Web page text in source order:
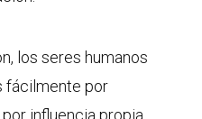
los seres humanos
fácilmente por
influencia propia.